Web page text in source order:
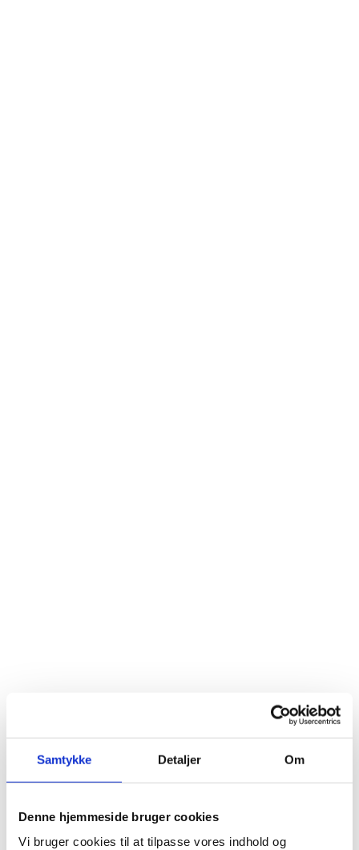
Samtykke Detaljer Om
Denne hjemmeside bruger cookies
Vi bruger cookies til at tilpasse vores indhold og